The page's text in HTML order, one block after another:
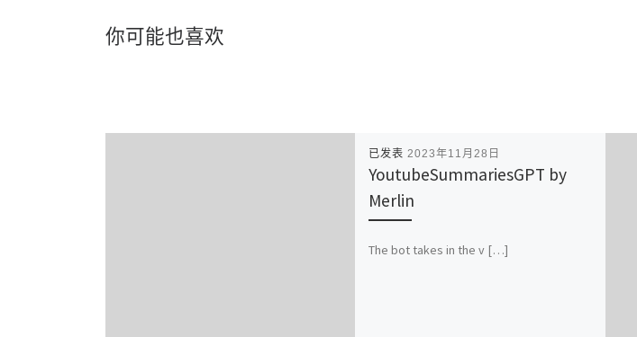
你可能也喜欢
已发表 2023年11月28日
YoutubeSummariesGPT by
Merlin
The bot takes in the v […]